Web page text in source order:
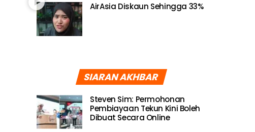
AirAsia Diskaun Sehingga 33%
SIARAN AKHBAR
Steven Sim: Permohonan
Pembiayaan Tekun Kini Boleh
Dibuat Secara Online